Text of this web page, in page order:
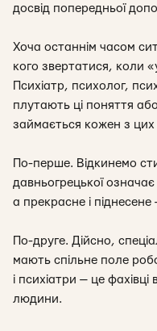
досвід попередньої
Хоча останнім часом
кого звертатися, коли
Психіатр, психолог,
плутають ці поняття
займається кожен з цих
По-перше. Відкинемо
давньогрецької
а прекрасне і
По-друге. Дійсно,
мають спільне поле
і психіатри — це
людини.